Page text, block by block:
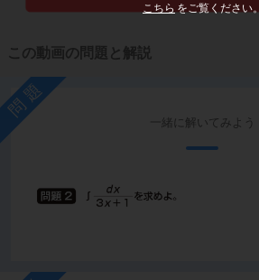
こちら をご覧ください。
この動画の問題と解説
問題
一緒に解いてみよう